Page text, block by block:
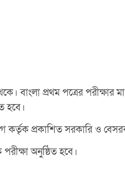
প্রথম পত্রের পরীক্ষার
হবে।
কর্তৃক প্রকাশিত সরকারি ও
অনুষ্ঠিত হবে।